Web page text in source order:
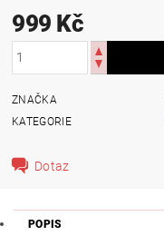
999 Kč
ZNAČKA
KATEGORIE
Dotaz
POPIS